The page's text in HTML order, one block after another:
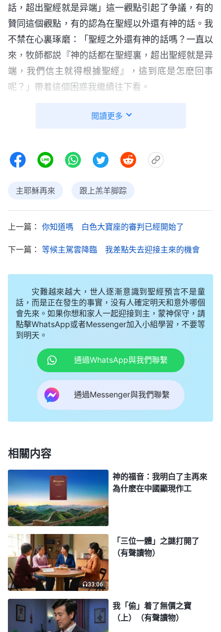
話，超出聖經就是异端」這一觀點引起了争議，有的
贊同這個觀點，有的認為在聖經以外還有神的話。我
不禁在心裏琢磨：「聖經之外還有神的話嗎？一直以
來，牧師都説『神的話都在聖經裏，超出聖經就是异
端，我們信主就得根據聖經』，這到底是怎麽回事
呢？」帶着這個困惑我繼續往下看。
全能神教會 的申弟兄交通道：「弟兄姊妹，了解
聖經的人都知道，聖經在編輯成書的過程中，因着當
實，怎麽能説聖經之外就没有神的作工、説話呢？難
道那些漏掉的先知的預言就不是神的話嗎？就是新約
裏主耶穌也不止説過這些話。約翰福音21章25節
來，我想，所寫的書就是世界也容不下了。』這就證
裏，所以説，『聖經以外再也没有神的作工、説話
了』這不符合事實。弟兄姊妹，我們還應知道，無論
是舊約還是新約都是在神作完一步工作之後由人記載
作工與説話都超出了舊約聖經，如果按『超出聖經就
是异端』説法，那我們豈不把主耶穌給定罪了嗎？弟
兄姊妹，從這些事實當中我們可以看到，『聖經之外
再没有神的作工、説話，超出聖經的就是异端』這種
説法是没有根據的。」
接着，全能神
教會的郭弟兄讀了一段全能神的
話：「在耶穌時代，耶穌按照當時聖靈在他身上所作
的工作來帶領那些猶太人，帶領所有跟隨他的那些
人，他所作的并不以聖經為根據，而是按着他的工作
來説話，他不管聖經如何説，也不在聖經裏找路來帶
領跟隨他的人。他剛開始作工就是傳悔改的道，而
閲讀更多
主耶穌再來 跟上羔羊脚踪
上一篇： 你知道嗎 白色大寶座的審判已經開始了
下一篇： 等候主駕雲降臨 我差點失去迎接主來的機會
灾難越來越大，世人逐漸意識到聖經預言不是童
話，而是正在發生的事實，没有人確定明天和意外哪個
會先來。如果你想和家人一起迎接到主，蒙神保守，請
點擊WhatsApp或者Messenger加入小組學習，不要等
到明天。
通過WhatsApp與我們聯繫
通過Messenger與我們聯繫
相關内容
神的福音：我明白了主再來
為什麽在中國顯現作工
33:06
「三位一體」之謎打開了
（有聲讀物）
我「偷」着了無價之寶
（上）（有聲讀物）